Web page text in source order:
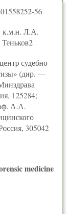
56
к.м.н. Л.А.
судебно-
(дир. —
125284;
А.А.
305042
medicine